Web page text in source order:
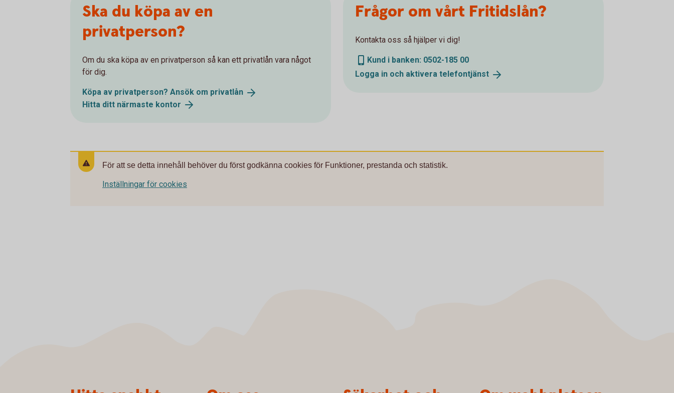
Ska du köpa av en
privatperson?
Om du ska köpa av en privatperson så kan ett privatlån vara något
för dig.
Köpa av privatperson? Ansök om privatlån
Hitta ditt närmaste kontor
Frågor om vårt Fritidslån?
Kontakta oss så hjälper vi dig!
Kund i banken: 0502-185 00
Logga in och aktivera telefontjänst
För att se detta innehåll behöver du först godkänna cookies för Funktioner, prestanda och statistik.
Inställningar för cookies